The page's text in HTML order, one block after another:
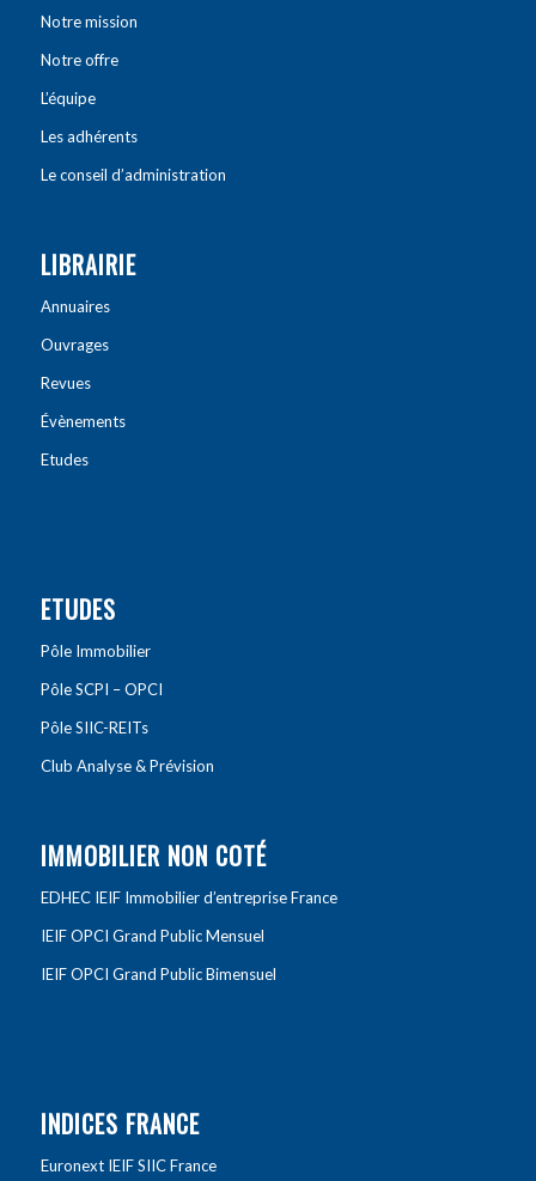
Notre mission
Notre offre
L’équipe
Les adhérents
Le conseil d’administration
LIBRAIRIE
Annuaires
Ouvrages
Revues
Évènements
Etudes
ETUDES
Pôle Immobilier
Pôle SCPI – OPCI
Pôle SIIC-REITs
Club Analyse & Prévision
IMMOBILIER NON COTÉ
EDHEC IEIF Immobilier d’entreprise France
IEIF OPCI Grand Public Mensuel
IEIF OPCI Grand Public Bimensuel
INDICES FRANCE
Euronext IEIF SIIC France